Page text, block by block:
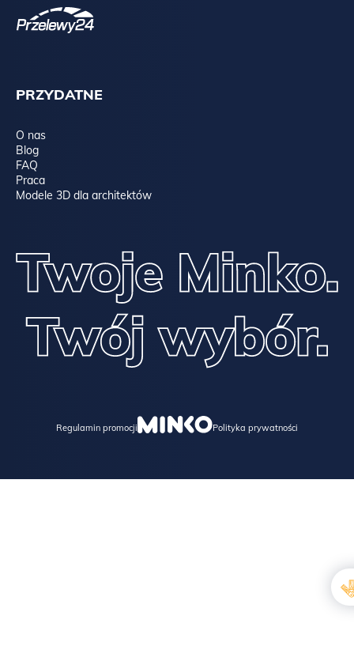
PRZYDATNE
O nas
Blog
FAQ
Praca
Modele 3D dla architektów
Regulamin promocji Polityka prywatności